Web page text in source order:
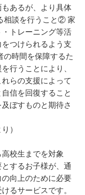
あるが、より具体
相談を行うこと② 家
トレーニング等活
つけられるよう支
時間を保障するた
行うことにより、
らの支援によって
信を回復すること
ぼすものと期待さ
）
校生までを対象
するお子様が、通
向上のために必要
るサービスです。